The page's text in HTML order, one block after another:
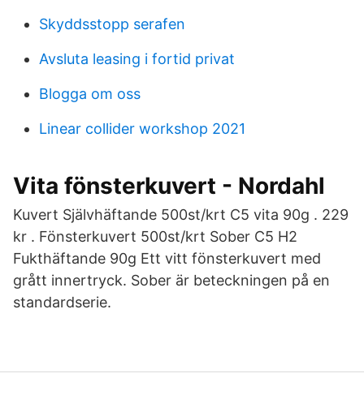
Skyddsstopp serafen
Avsluta leasing i fortid privat
Blogga om oss
Linear collider workshop 2021
Vita fönsterkuvert - Nordahl
Kuvert Självhäftande 500st/krt C5 vita 90g . 229
kr . Fönsterkuvert 500st/krt Sober C5 H2
Fukthäftande 90g Ett vitt fönsterkuvert med
grått innertryck. Sober är beteckningen på en
standardserie.